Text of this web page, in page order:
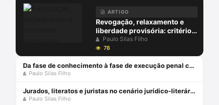
ARTIGO
Revogação, relaxamento e
liberdade provisória: critérios
de diferenciação das medidas
que afastam a prisão cautelar
Paulo Silas Filho
78
Da fase de conhecimento à fase de execução penal com Paulo Silas Filho
Paulo Silas Filho
Jurados, literatos e juristas no cenário jurídico-literário: para quem vai o nobel de literatura de 2019?
Paulo Silas Filho